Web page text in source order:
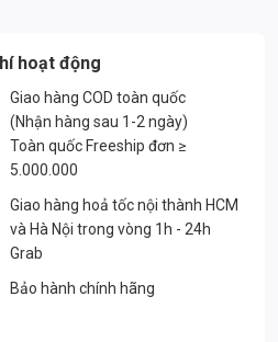
hoạt động
Giao hàng COD toàn quốc
(Nhận hàng sau 1-2 ngày)
Toàn quốc Freeship đơn ≥
5.000.000
Giao hàng hoả tốc nội thành HCM
và Hà Nội trong vòng 1h - 24h
Grab
Bảo hành chính hãng